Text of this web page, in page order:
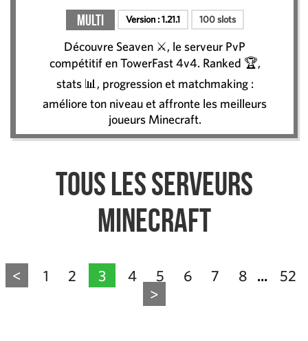
Multi Version :1.21.1 100 slots
Découvre Seaven ⚔️, le serveur PvP
compétitif en TowerFast 4v4. Ranked 🏆,
stats 📊, progression et matchmaking :
améliore ton niveau et affronte les meilleurs
joueurs Minecraft.
Tous les serveurs
Minecraft
< 1 2 3 4 5 6 7 8 ...
52
>